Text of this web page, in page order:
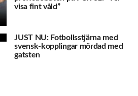
visa fint våld”
JUST NU: Fotbollsstjärna med
svensk-kopplingar mördad med
gatsten